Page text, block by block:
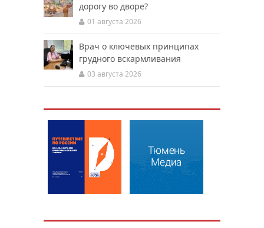
дорогу во дворе?
01 августа 2026
Врач о ключевых принципах
грудного вскармливания
03 августа 2026